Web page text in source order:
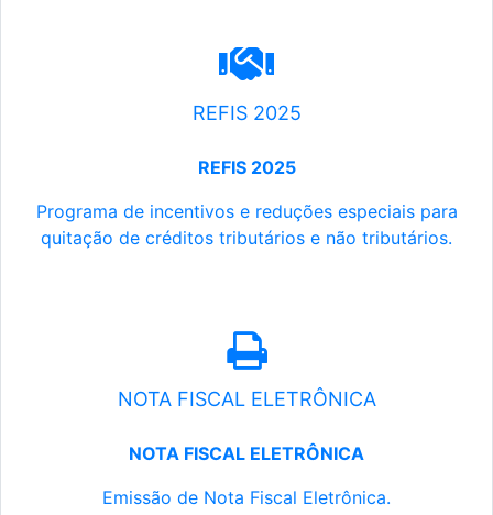
REFIS 2025
REFIS 2025
Programa de incentivos e reduções especiais para
quitação de créditos tributários e não tributários.
NOTA FISCAL ELETRÔNICA
NOTA FISCAL ELETRÔNICA
Emissão de Nota Fiscal Eletrônica.